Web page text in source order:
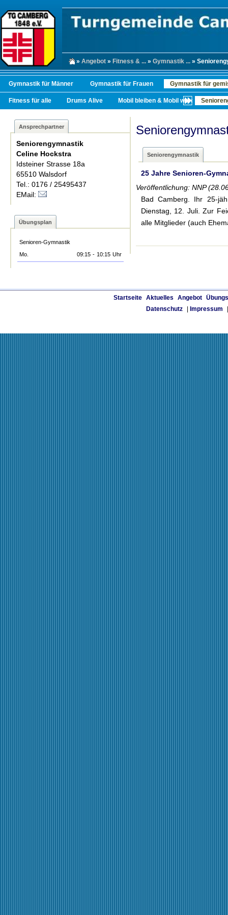
» Angebot » Fitness & ... » Gymnastik ... »
Gymnastik für Männer Gymnastik für Frauen Gymnastik für
Fitness für alle Drums Alive Mobil bleiben & Mobil werden
Ansprechpartner
Seniorengymnastik
Celine Hockstra
Idsteiner Strasse 18a
65510 Walsdorf
Tel.: 0176 / 25495437
EMail:
Übungsplan
Senioren-Gymnastik
Mo.
09:15 - 10:15 Uhr
Seniorengymnastik
25 Jahre Senioren-
Veröffentlichung: NNP
Bad Camberg.
Ihr 25-
Dienstag, 12. Juli. Zur
alle Mitglieder (auch
Startseite Aktuelles Angebot
Datenschutz
Impressum